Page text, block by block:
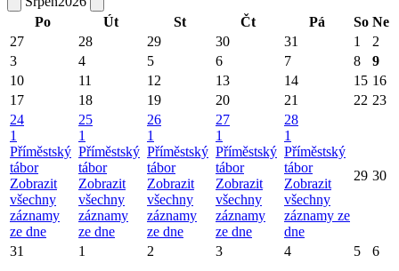
Po
Út St Čt Pá So Ne
27
28 29 30 31 1
2
3
4 5 6 7 8
9
10
11 12 13 14 15 16
17
18 19 20 21 22 23
24
1
Příměstský
tábor
Zobrazit
všechny
záznamy
ze dne
25
1
Příměstský
tábor
Zobrazit
všechny
záznamy
ze dne
26
1
Příměstský
tábor
Zobrazit
všechny
záznamy
ze dne
27
1
Příměstský
tábor
Zobrazit
všechny
záznamy
ze dne
28
1
Příměstský
tábor
Zobrazit
všechny
záznamy ze
dne
29 30
31 1 2 3 4 5 6